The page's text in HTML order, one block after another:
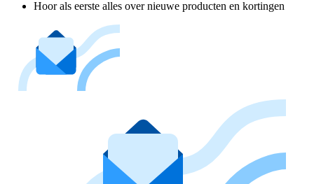
Hoor als eerste alles over nieuwe producten en kortingen